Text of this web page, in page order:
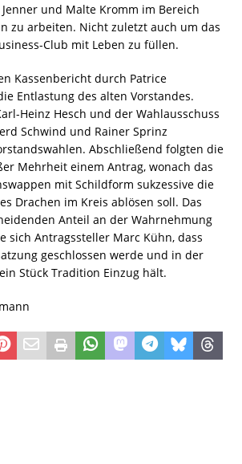
und Malte Kromm im Bereich
zu arbeiten. Nicht zuletzt auch um das
Club mit Leben zu füllen.
Kassenbericht durch Patrice
Entlastung des alten Vorstandes.
Heinz Hesch und der Wahlausschuss
Schwind und Rainer Sprinz
Abschließend folgten die
Mehrheit einem Antrag, wonach das
mit Schildform sukzessive die
Drachen im Kreis ablösen soll. Das
Anteil an der Wahrnehmung
sich Antragssteller Marc Kühn, dass
geschlossen werde und in der
Stück Tradition Einzug hält.